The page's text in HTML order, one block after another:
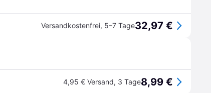
Versandkostenfrei, 5–7 Tage32,97 €
4,95 € Versand, 3 Tage8,99 €